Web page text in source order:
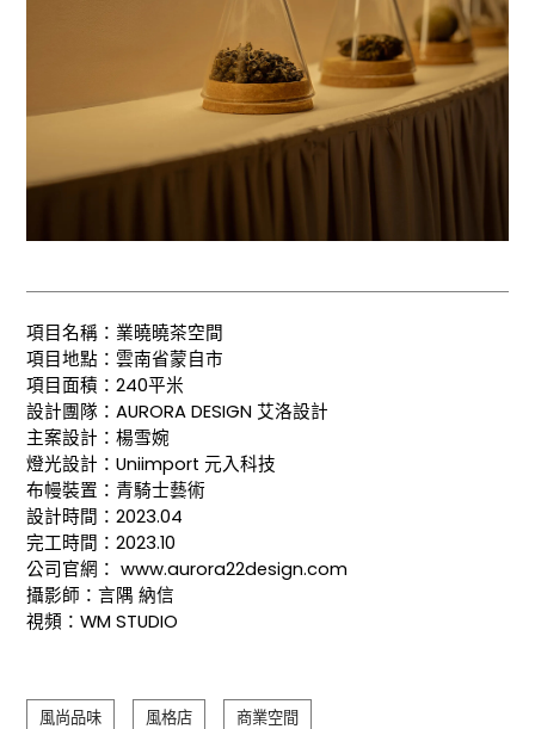
項目名稱：業曉曉茶空間
項目地點：雲南省蒙自市
項目面積：240平米
設計團隊：AURORA DESIGN 艾洛設計
主案設計：楊雪婉
燈光設計：Uniimport 元入科技
布幔裝置：青騎士藝術
設計時間：2023.04
完工時間：2023.10
公司官網： www.aurora22design.com
攝影師：言隅 納信
視頻：WM STUDIO
風尚品味 風格店 商業空間